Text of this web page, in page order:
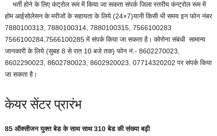
भर्ती होने के लिए कंट्रोल रूम में किया जा सकता संपर्क जिला स्तरीय कंन्ट्रोल रूम में
होम आईसोलेसन के मरीजों के सहायता के लिये (24×7)यानी किसी भी समय इन फोन नंबर
7880100313, 7880100314, 7880100315, 7566100283
7566100284,7566100285 में संपर्क किया जा सकता है। कोरोना संबंधी सामान्य
जानकारी के लिये (सुबह 8 से रात 10 बजे तक) फोन नं.- 8602270023,
8602290023, 8602780023, 8602920023, 07714320202 पर संपर्क किया
जा सकता है।
केयर सेंटर प्रारंभ
85 ऑक्सीजन युक्त बेड के साथ साथ 310 बेड की संख्या बढ़ी